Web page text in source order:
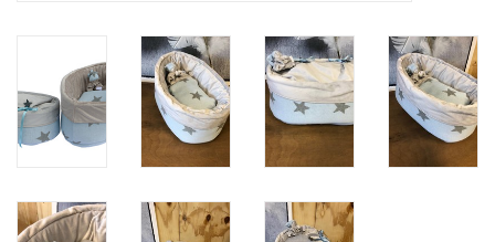
Vanaf 1 jaar
Over ons
Samenwerking